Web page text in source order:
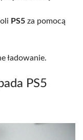
PS5 za pomocą
ładowanie.
PS5